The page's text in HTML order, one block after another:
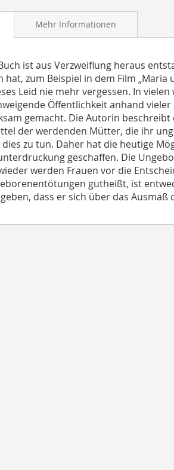
ist aus Verzweiflung heraus
hat, zum Beispiel in dem Film
Leid nie mehr vergessen. In
Öffentlichkeit anhand
gemacht. Die Autorin
der werdenden Mütter, die ihr
dies zu tun. Daher hat die heutige
geschaffen. Die
werden Frauen vor die
gutheißt, ist
dass er sich über das Ausmaß
Mehr Informationen